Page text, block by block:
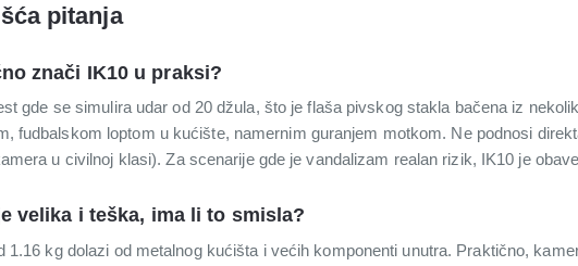
pitanja
znači IK10 u praksi?
gde se simulira udar od 20 džula, što je flaša pivskog stakla bačena iz
fudbalskom loptom u kućište, namernim guranjem motkom. Ne podnosi
u civilnoj klasi). Za scenarije gde je vandalizam realan rizik, IK10 je
velika i teška, ima li to smisla?
1.16 kg dolazi od metalnog kućišta i većih komponenti unutra. Praktično,